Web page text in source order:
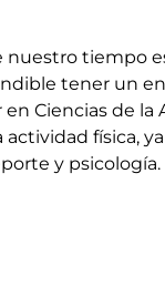
tener un
Ciencias de
física,
y psicología.